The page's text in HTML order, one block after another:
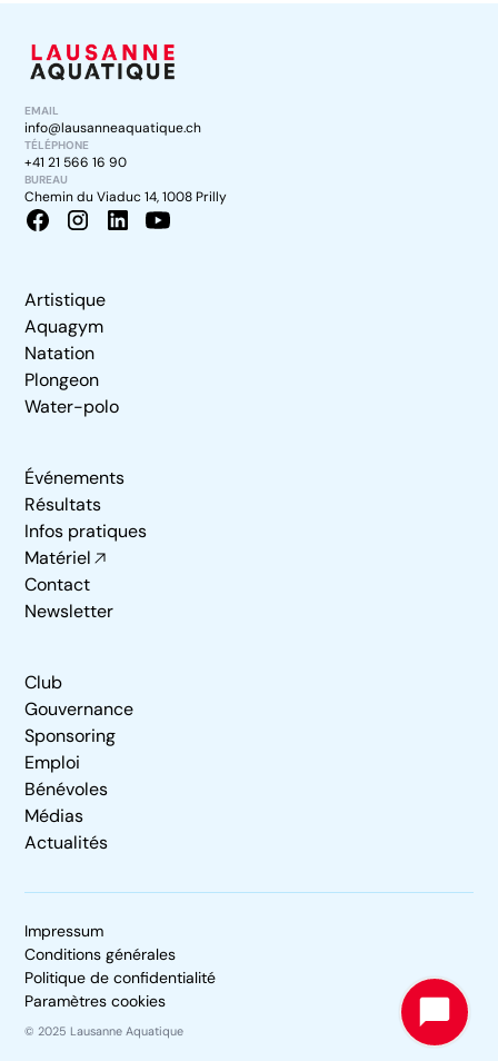
EMAIL
info@lausanneaquatique.ch
TÉLÉPHONE
+41 21 566 16 90
BUREAU
Chemin du Viaduc 14, 1008 Prilly
Artistique
Aquagym
Natation
Plongeon
Water-polo
Événements
Résultats
Infos pratiques
Matériel
Contact
Newsletter
Club
Gouvernance
Sponsoring
Emploi
Bénévoles
Médias
Actualités
Impressum
Conditions générales
Politique de confidentialité
Paramètres cookies
© 2025 Lausanne Aquatique